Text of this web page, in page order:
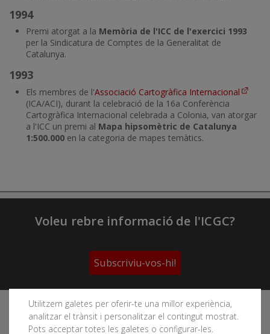
1994
Premi atorgat a la Memòria de l'ICC de l'exercici 1993
per la Sindicatura de Comptes de la Generalitat de
Catalunya.
1993
Els membres de l'Associació Cartogràfica Internacional
(ICA/ACI), durant la celebració de la 16a Conferència
Cartogràfica Internacional celebrada a Colonia, van atorgar
a l'ICC un premi al Mapa hipsomètric de Catalunya
1:500.000 en la categoria de mapes temàtics.
Utilitzem galetes per oferir-te una millor experiència,
analitzar el trànsit i personalitzar el contingut mostrat.
Pots acceptar totes les galetes o configurar-les.
Voleu rebre informació de l'ICGC?
Subscriviu-vos-hi!
Segueix les xarxes socials de l'Institut Cartogràfic i
Geològic de Catalunya